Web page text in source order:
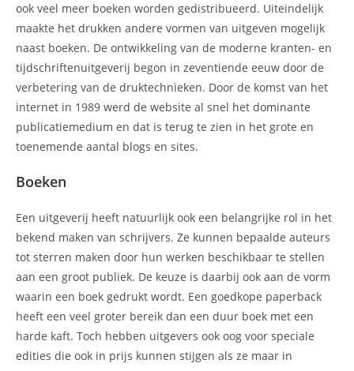
ook veel meer boeken worden gedistribueerd. Uiteindelijk
maakte het drukken andere vormen van uitgeven mogelijk
naast boeken. De ontwikkeling van de moderne kranten- en
tijdschriftenuitgeverij begon in zeventiende eeuw door de
verbetering van de druktechnieken. Door de komst van het
internet in 1989 werd de website al snel het dominante
publicatiemedium en dat is terug te zien in het grote en
toenemende aantal blogs en sites.
Boeken
Een uitgeverij heeft natuurlijk ook een belangrijke rol in het
bekend maken van schrijvers. Ze kunnen bepaalde auteurs
tot sterren maken door hun werken beschikbaar te stellen
aan een groot publiek. De keuze is daarbij ook aan de vorm
waarin een boek gedrukt wordt. Een goedkope paperback
heeft een veel groter bereik dan een duur boek met een
harde kaft. Toch hebben uitgevers ook oog voor speciale
edities die ook in prijs kunnen stijgen als ze maar in